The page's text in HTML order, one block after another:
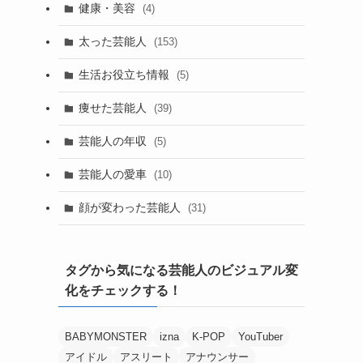
健康・美容 (4)
太った芸能人 (153)
生活お役立ち情報 (5)
痩せた芸能人 (39)
芸能人の年収 (5)
芸能人の愛車 (10)
顔が変わった芸能人 (31)
タグから気になる芸能人のビジュアル変
化をチェックする！
BABYMONSTER izna K-POP
YouTuber
アイドル
アスリート
アナウンサー